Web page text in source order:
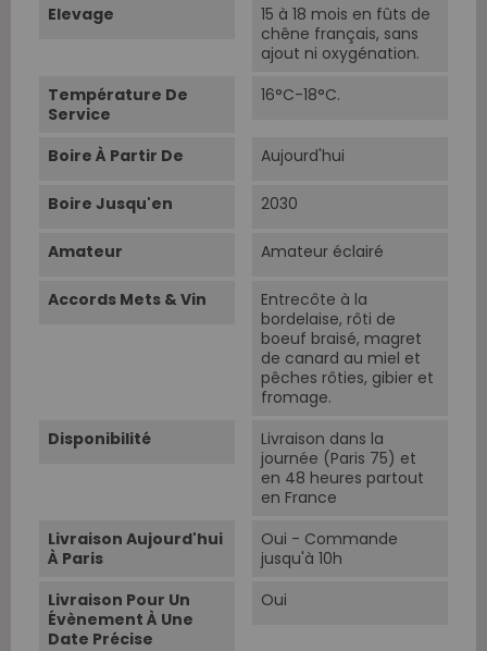
Elevage
15 à 18 mois en fûts de
chêne français, sans
ajout ni oxygénation.
Température De
Service
16°C-18°C.
Boire À Partir De Aujourd'hui
Boire Jusqu'en 2030
Amateur Amateur éclairé
Accords Mets & Vin
Entrecôte à la
bordelaise, rôti de
boeuf braisé, magret
de canard au miel et
pêches rôties, gibier et
fromage.
Disponibilité
Livraison dans la
journée (Paris 75) et
en 48 heures partout
en France
Livraison Aujourd'hui
À Paris
Oui - Commande
jusqu'à 10h
Livraison Pour Un
Évènement À Une
Date Précise
Oui